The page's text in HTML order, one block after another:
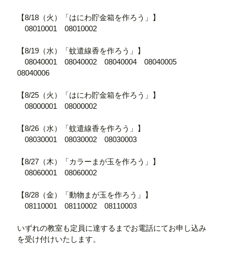
【8/18（火）「はにわ貯金箱を作ろう」】
08010001 08010002
【8/19（水）「蚊遣線香を作ろう」】
08040001 08040002 08040004 08040005
08040006
【8/25（火）「はにわ貯金箱を作ろう」】
08000001 08000002
【8/26（水）「蚊遣線香を作ろう」】
08030001 08030002 08030003
【8/27（木）「カラーまが玉を作ろう」】
08060001 08060002
【8/28（金）「動物まが玉を作ろう」】
08110001 08110002 08110003
いずれの教室も定員に達するまでお電話にてお申し込み
を受け付けいたします。